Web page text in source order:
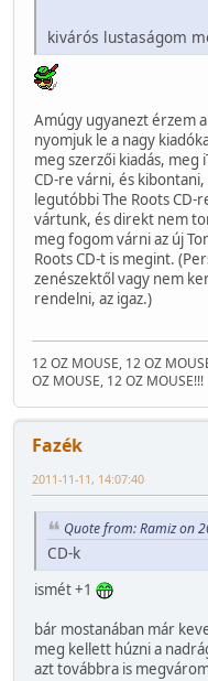
kivárós lustaságom
Amúgy ugyanezt érzem
nyomjuk le a nagy
meg szerzői kiadás, meg
CD-re várni, és
legutóbbi The Roots CD-
vártunk, és direkt nem
meg fogom várni az új
Roots CD-t is megint.
zenészektől vagy nem
rendelni, az igaz.)
12 OZ MOUSE, 12 OZ
OZ MOUSE, 12 OZ MOUSE!!!
Fazék
2011-11-11, 14:07:40
Quote from: Ramiz on
CD-k
ismét +1
bár mostanában már
meg kellett húzni a
azt továbbra is